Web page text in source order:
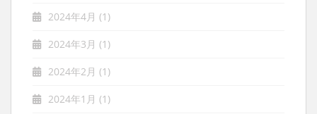
2024年4月 (1)
2024年3月 (1)
2024年2月 (1)
2024年1月 (1)